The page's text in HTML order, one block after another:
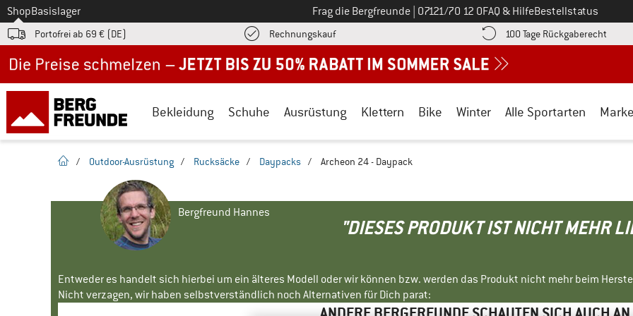
Zum
ShopBasislager Frag die Bergfreunde Ruf uns an unter
07121/70 12 0FAQ & HilfeBestellstatus
Portofrei ab 69 € (DE) RechnungskaufFinde die Zahlungs-Infos hier! Öffnet sich in einer Infobox
100 Tage Rückgaberecht
Bekleidung Schuhe Ausrüstung Klettern Bike Winter Alle Sportarten
Startseite
/ Outdoor-Ausrüstung / Rucksäcke / Daypacks / Archeon 24 - Daypack
Bergfreund Hannes
"DIESES PRODUKT IST NICHT MEHR
Entweder es handelt sich hierbei um ein älteres Modell oder wir können bzw. werden das Produkt nicht mehr beim
Nicht verzagen, wir haben selbstverständlich noch Alternativen für Dich parat: